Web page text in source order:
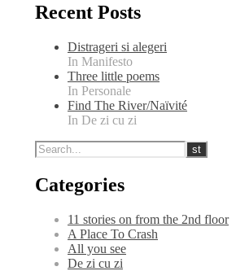
Recent Posts
Distrageri si alegeri
In Manifesto
Three little poems
In Personale
Find The River/Naïvité
In De zi cu zi
Categories
11 stories on from the 2nd floor
A Place To Crash
All you see
De zi cu zi